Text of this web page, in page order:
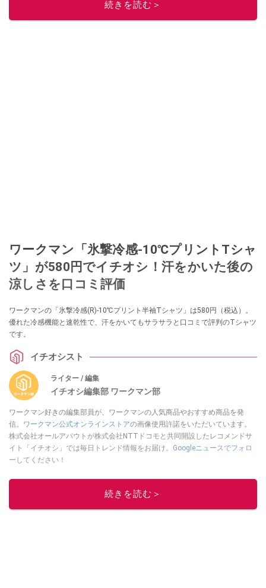
続きを読む＞
ワークマン「氷撃冷感-10℃プリントTシャ
ツ」が580円でイチオシ！汗をかいた後の
涼しさを口コミ評価
ワークマンの「氷撃冷感(R)-10℃プリント半袖Tシャツ」は580円（税込）。
優れた冷感機能と速乾性で、汗をかいてもサラサラと口コミで評判のTシャツ
です。
イチオシスト
ライター / 編集
イチオシ編集部 ワークマン部
ワークマン好きの編集部員が、ワークマンの人気商品やおすすめ商品を発
信。 ワークマン公式オンラインストアの画像使用許諾をいただいています。
株式会社オールアバウトが株式会社NTTドコモと共同開設したレコメンドサ
イト「イチオシ」では毎日トレンド情報をお届け。 Googleニュースでフォロ
ー してください！
このイチオシストの他の記事を読む
続きを読む＞